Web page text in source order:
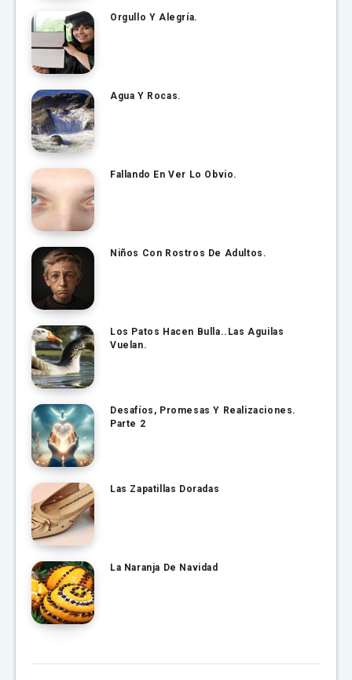
Orgullo Y Alegría.
Agua Y Rocas.
Fallando En Ver Lo Obvio.
Niños Con Rostros De Adultos.
Los Patos Hacen Bulla..Las Aguilas
Vuelan.
Desafíos, Promesas Y Realizaciones.
Parte 2
Las Zapatillas Doradas
La Naranja De Navidad